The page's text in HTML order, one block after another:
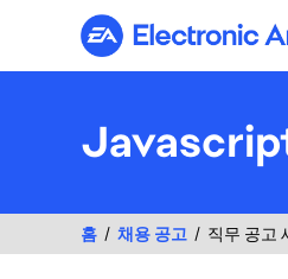
Electronic
홈 채용 공고 직무 공고